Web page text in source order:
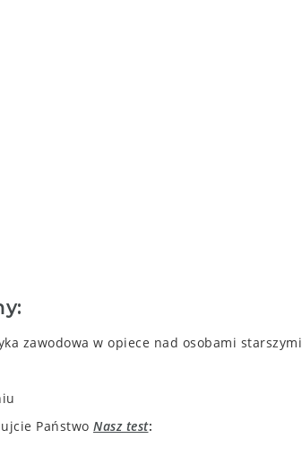
zawodowa w opiece nad osobami starszymi
Państwo Nasz test